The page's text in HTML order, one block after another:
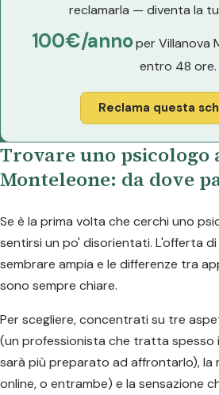
reclamarla — diventa la
100€/annoper Villanova
entro 48 ore.
Reclama questa
Trovare uno psicologo
Monteleone: da dove
Se è la prima volta che cerchi uno
sentirsi un po' disorientati. L'offerta
sembrare ampia e le differenze tra
sono sempre chiare.
Per scegliere, concentrati su tre
(un professionista che tratta spesso
sarà più preparato ad affrontarlo), la
online, o entrambe) e la sensazione